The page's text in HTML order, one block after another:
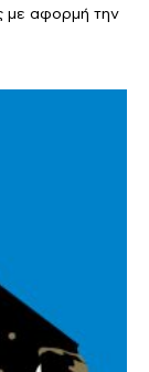
με αφορμή την